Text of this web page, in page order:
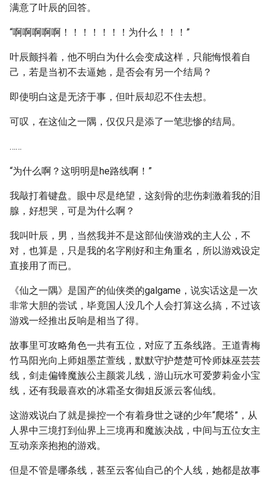
满意了叶辰的回答。
“啊啊啊啊啊！！！！！！！为什么！！！”
叶辰颤抖着，他不明白为什么会变成这样，只能悔恨着自
己，若是当初不去逼她，是否会有另一个结局？
即使明白这是无济于事，但叶辰却忍不住去想。
可叹，在这仙之一隅，仅仅只是添了一笔悲惨的结局。
……
“为什么啊？这明明是he路线啊！”
我敲打着键盘。眼中尽是绝望，这刻骨的悲伤刺激着我的泪
腺，好想哭，可是为什么啊？
我叫叶辰，男，当然我并不是这部仙侠游戏的主人公，不
对，也算是，只是我的名字刚好和主角重名，所以游戏设定
直接用了而已。
《仙之一隅》是国产的仙侠类的galgame，说实话这是一次
非常大胆的尝试，毕竟国人没几个人会打算这么搞，不过该
游戏一经推出反响是相当了得。
故事里可攻略角色一共有五位，对应了五条线路。王道青梅
竹马阳光向上师姐墨芷萱线，默默守护楚楚可怜师妹巫芸芸
线，剑走偏锋魔族公主颜裳儿线，游山玩水可爱萝莉金小宝
线，还有我最喜欢的冰霜圣女御姐反派云客仙线。
这游戏说白了就是操控一个有着身世之谜的少年“爬塔”，从
人界中三境打到仙界上三境再和魔族决战，中间与五位女主
互动亲亲抱抱的游戏。
但是不管是哪条线，甚至云客仙自己的个人线，她都是故事